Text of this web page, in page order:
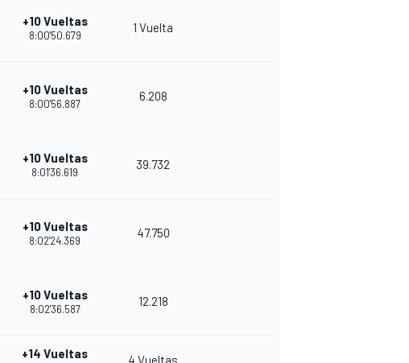
+10 Vueltas
8:00'50.679
1 Vuelta
+10 Vueltas
8:00'56.887
6.208
+10 Vueltas
8:01'36.619
39.732
+10 Vueltas
8:02'24.369
47.750
+10 Vueltas
8:02'36.587
12.218
+14 Vueltas 4 Vueltas